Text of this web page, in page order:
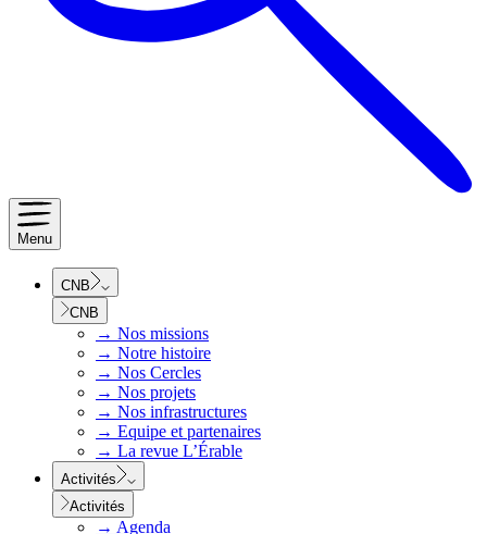
Menu
CNB
CNB
→ Nos missions
→ Notre histoire
→ Nos Cercles
→ Nos projets
→ Nos infrastructures
→ Equipe et partenaires
→ La revue L’Érable
Activités
Activités
→ Agenda